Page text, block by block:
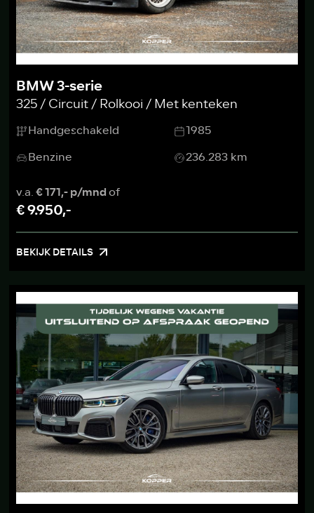
BMW 3-serie
325 / Circuit / Rolkooi / Met kenteken
Handgeschakeld
1985
Benzine
236.283 km
v.a.€ 171,- p/mndof
€ 9.950,-
BEKIJK DETAILS